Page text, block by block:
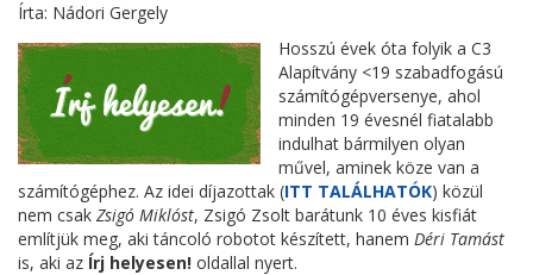
Írta: Nádori Gergely
Hosszú évek óta folyik a C3
Alapítvány <19 szabadfogású
számítógépversenye, ahol
minden 19 évesnél fiatalabb
indulhat bármilyen olyan
művel, aminek köze van a
számítógéphez. Az idei díjazottak (ITT TALÁLHATÓK) közül
nem csak Zsigó Miklóst, Zsigó Zsolt barátunk 10 éves kisfiát
említjük meg, aki táncoló robotot készített, hanem Déri Tamást
is, aki az Írj helyesen! oldallal nyert.